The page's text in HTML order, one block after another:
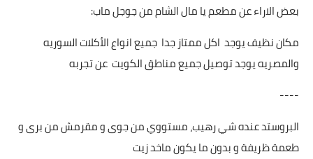
بعض الاراء عن مطعم يا مال الشام من جوجل ماب:
مكان نظيف يوجد اكل ممتاز جدا جميع انواع الأكلات السوريه
والمصريه يوجد توصيل جميع مناطق الكويت عن تجربه
----
البروستد عنده شي رهيب، مستووي من جوى و مقرمش من برى و
طعمة ظريفة و بدون ما يكون ماخد زيت